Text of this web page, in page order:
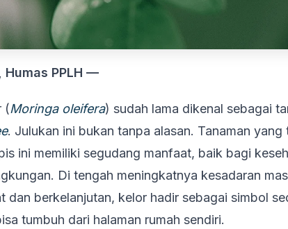
Humas PPLH —
(Moringa oleifera) sudah lama dikenal sebagai
. Julukan ini bukan tanpa alasan. Tanaman yang
ini memiliki segudang manfaat, baik bagi
Di tengah meningkatnya kesadaran
dan berkelanjutan, kelor hadir sebagai simbol
tumbuh dari halaman rumah sendiri.